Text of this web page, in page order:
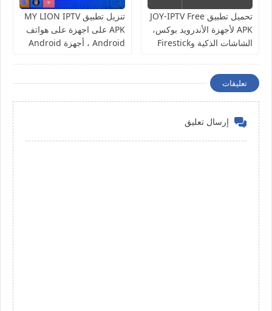
تحميل تطبيق JOY-IPTV Free
APK لأجهزة الأندرويد بوكس،
الشاشات الذكية وFirestick
تنزيل تطبيق MY LION IPTV
APK على اجهزة على هواتف
Android ، أجهزة Android
تعليقات
إرسال تعليق